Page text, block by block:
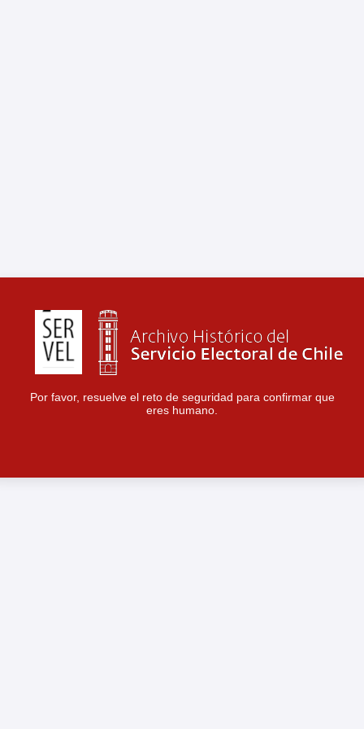
Por favor, resuelve el reto de seguridad para confirmar que
eres humano.